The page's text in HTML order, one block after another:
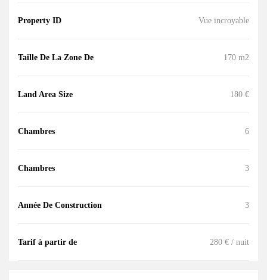
Property ID Vue incroyable
Taille De La Zone De 170 m2
Land Area Size 180 €
Chambres 6
Chambres 3
Année De Construction 3
Tarif à partir de 280 € / nuit